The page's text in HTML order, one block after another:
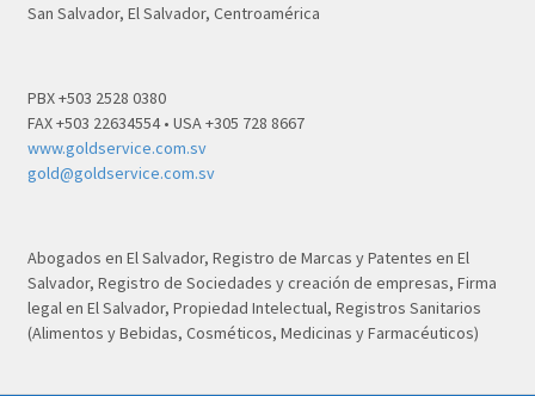
San Salvador, El Salvador, Centroamérica
PBX +503 2528 0380
FAX +503 22634554 • USA +305 728 8667
www.goldservice.com.sv
gold@goldservice.com.sv
Abogados en El Salvador, Registro de Marcas y Patentes en El
Salvador, Registro de Sociedades y creación de empresas, Firma
legal en El Salvador, Propiedad Intelectual, Registros Sanitarios
(Alimentos y Bebidas, Cosméticos, Medicinas y Farmacéuticos)